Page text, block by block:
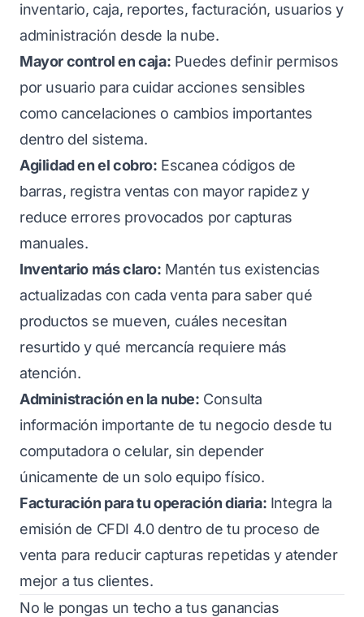
inventario, caja, reportes, facturación, usuarios y
administración desde la nube.
Mayor control en caja: Puedes definir permisos
por usuario para cuidar acciones sensibles
como cancelaciones o cambios importantes
dentro del sistema.
Agilidad en el cobro: Escanea códigos de
barras, registra ventas con mayor rapidez y
reduce errores provocados por capturas
manuales.
Inventario más claro: Mantén tus existencias
actualizadas con cada venta para saber qué
productos se mueven, cuáles necesitan
resurtido y qué mercancía requiere más
atención.
Administración en la nube: Consulta
información importante de tu negocio desde tu
computadora o celular, sin depender
únicamente de un solo equipo físico.
Facturación para tu operación diaria: Integra la
emisión de CFDI 4.0 dentro de tu proceso de
venta para reducir capturas repetidas y atender
mejor a tus clientes.
No le pongas un techo a tus ganancias